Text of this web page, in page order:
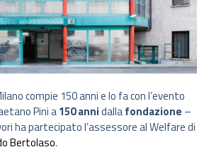
compie 150 anni e lo fa con l’evento
Pini a150 annidallafondazione –
ha partecipato l’assessore al Welfare di
Bertolaso.